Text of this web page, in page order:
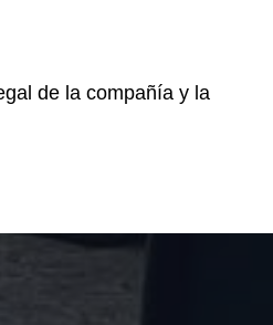
de la compañía y la